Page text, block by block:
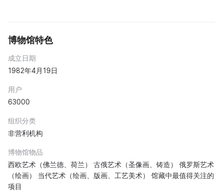
博物馆特色
成立日期
1982年4月19日
用户
63000
组织分类
非营利机构
博物馆物品
西欧艺术（佛兰德、荷兰） 古俄艺术（圣像画、铸造） 俄罗斯艺术
（绘画） 当代艺术（绘画、版画、工艺美术） 馆藏中最值得关注的
项目